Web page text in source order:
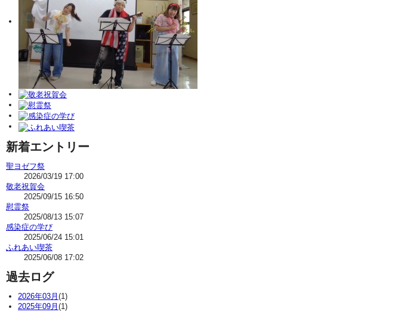
新着エントリー
聖ヨゼフ祭
2026/03/19 17:00
敬老祝賀会
2025/09/15 16:50
慰霊祭
2025/08/13 15:07
感染症の学び
2025/06/24 15:01
ふれあい喫茶
2025/06/08 17:02
過去ログ
2026年03月(1)
2025年09月(1)